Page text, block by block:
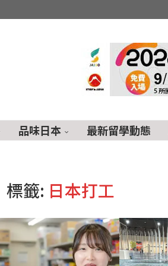
品味日本 最新留學動態
標籤: 日本打工